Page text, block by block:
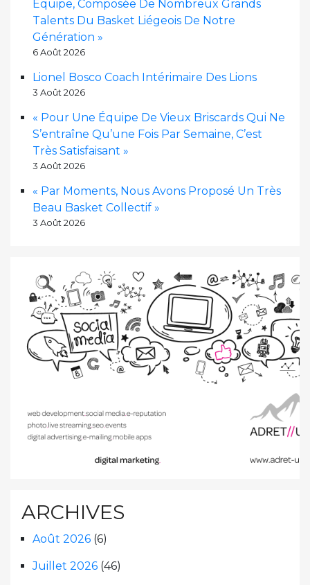
Équipe, Composée De Nombreux Grands
Talents Du Basket Liégeois De Notre
Génération »
6 Août 2026
Lionel Bosco Coach Intérimaire Des Lions
3 Août 2026
« Pour Une Équipe De Vieux Briscards Qui Ne
S’entraîne Qu’une Fois Par Semaine, C’est
Très Satisfaisant »
3 Août 2026
« Par Moments, Nous Avons Proposé Un Très
Beau Basket Collectif »
3 Août 2026
ARCHIVES
Août 2026 (6)
Juillet 2026 (46)